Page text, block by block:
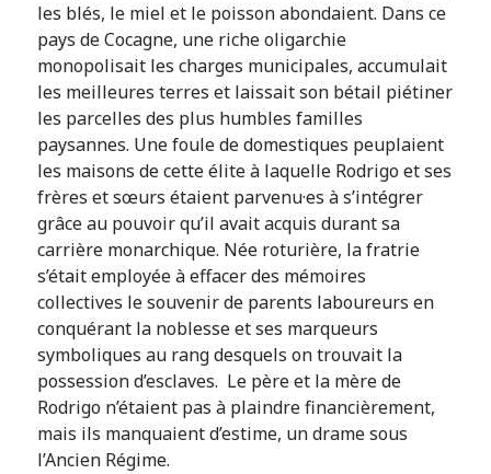
les blés, le miel et le poisson abondaient. Dans ce
pays de Cocagne, une riche oligarchie
monopolisait les charges municipales, accumulait
les meilleures terres et laissait son bétail piétiner
les parcelles des plus humbles familles
paysannes. Une foule de domestiques peuplaient
les maisons de cette élite à laquelle Rodrigo et ses
frères et sœurs étaient parvenu·es à s’intégrer
grâce au pouvoir qu’il avait acquis durant sa
carrière monarchique. Née roturière, la fratrie
s’était employée à effacer des mémoires
collectives le souvenir de parents laboureurs en
conquérant la noblesse et ses marqueurs
symboliques au rang desquels on trouvait la
possession d’esclaves. Le père et la mère de
Rodrigo n’étaient pas à plaindre financièrement,
mais ils manquaient d’estime, un drame sous
l’Ancien Régime.